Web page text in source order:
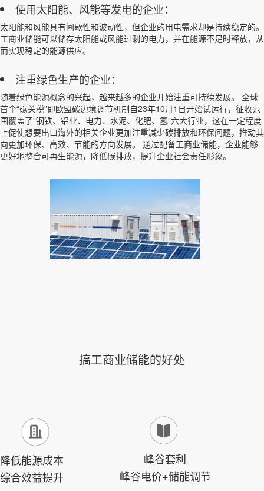
使用太阳能、风能等发电的企业：
太阳能和风能具有间歇性和波动性，但企业的用电需求却是持续稳定的。
工商业储能可以储存太阳能或风能过剩的电力，并在能源不足时释放，从
而实现稳定的能源供应。
注重绿色生产的企业：
随着绿色能源概念的兴起，越来越多的企业开始注重可持续发展。 全球
首个“碳关税”即欧盟碳边境调节机制自23年10月1日开始试运行，征收范
围覆盖了“钢铁、铝业、电力、水泥、化肥、氢”六大行业，这在一定程度
上促使想要出口海外的相关企业更加注重减少碳排放和环保问题，推动其
向更加环保、高效、节能的方向发展。 通过配备工商业储能，企业能够
更好地整合可再生能源，降低碳排放，提升企业社会责任形象。
搞工商业储能的好处
降低能源成本
综合效益提升
峰谷套利
峰谷电价+储能调节